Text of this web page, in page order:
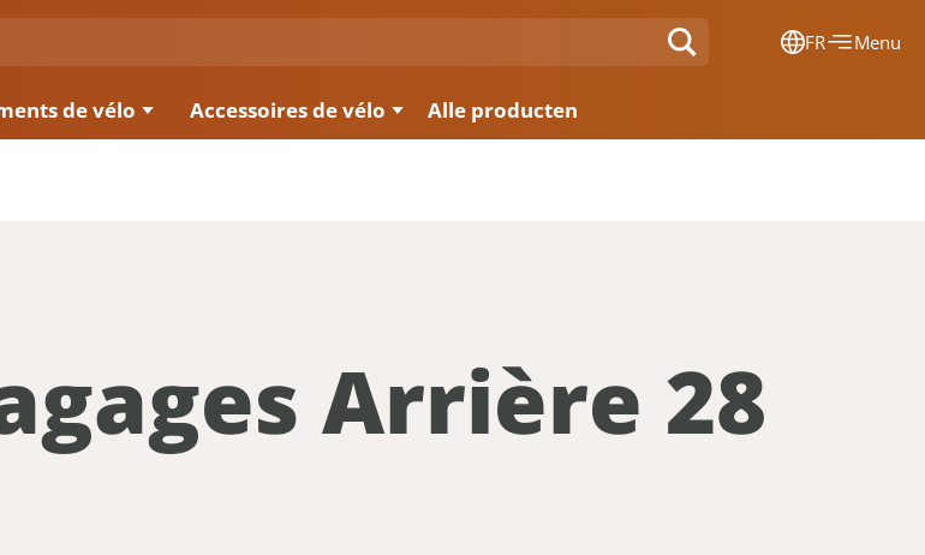
FR Menu
de vélo Accessoires de vélo Alle producten
Arrière 28